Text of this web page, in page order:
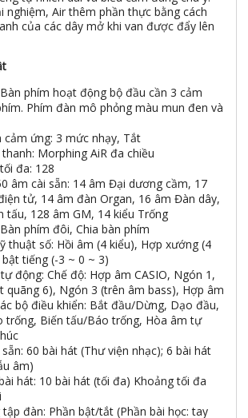
nghiệm, Air thêm phần thực bằng cách
của các dây mở khi van được đẩy lên
phím hoạt động bộ đầu cần 3 cảm
Phím đàn mô phỏng màu mun đen và
cảm ứng: 3 mức nhạy, Tắt
Morphing AiR đa chiều
đa: 128
âm cài sẵn: 14 âm Đại dương cầm, 17
tử, 14 âm đàn Organ, 16 âm Đàn dây,
tấu, 128 âm GM, 14 kiểu Trống
phím đôi, Chia bàn phím
thuật số: Hồi âm (4 kiểu), Hợp xướng (4
tiếng (-3 ~ 0 ~ 3)
động: Chế độ: Hợp âm CASIO, Ngón 1,
quãng 6), Ngón 3 (trên âm bass), Hợp âm
bộ điều khiển: Bắt đầu/Dừng, Dạo đầu,
trống, Biến tấu/Báo trống, Hòa âm tự
60 bài hát (Thư viện nhạc); 6 bài hát
âm)
hát: 10 bài hát (tối đa) Khoảng tối đa
tập đàn: Phần bật/tắt (Phần bài học: tay